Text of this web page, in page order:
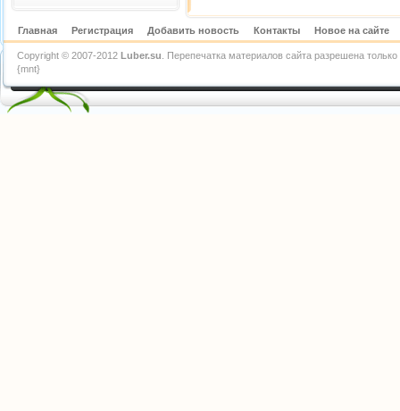
Главная Регистрация Добавить новость Контакты Новое на сайте
Copyright © 2007-2012 Luber.su . Перепечатка материалов сайта разрешена
{mnt}